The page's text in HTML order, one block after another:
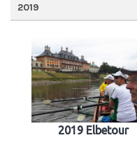
2019
2019 Elbetour